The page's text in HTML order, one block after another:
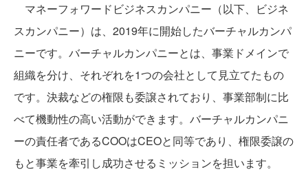
マネーフォワードビジネスカンパニー（以下、ビジネ
スカンパニー）は、2019年に開始したバーチャルカンパ
ニーです。バーチャルカンパニーとは、事業ドメインで
組織を分け、それぞれを1つの会社として見立てたもの
です。決裁などの権限も委譲されており、事業部制に比
べて機動性の高い活動ができます。バーチャルカンパニ
ーの責任者であるCOOはCEOと同等であり、権限委譲の
もと事業を牽引し成功させるミッションを担います。